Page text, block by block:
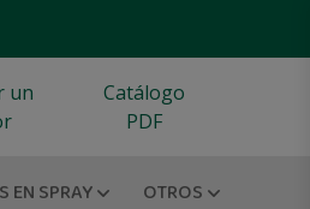
un
Catálogo
PDF
EN SPRAY OTROS